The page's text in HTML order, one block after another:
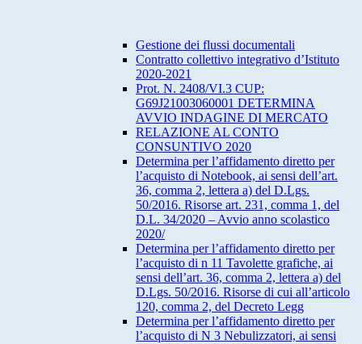
Gestione dei flussi documentali
Contratto collettivo integrativo d’Istituto
2020-2021
Prot. N. 2408/VI.3 CUP:
G69J21003060001 DETERMINA
AVVIO INDAGINE DI MERCATO
RELAZIONE AL CONTO
CONSUNTIVO 2020
Determina per l’affidamento diretto per
l’acquisto di Notebook, ai sensi dell’art.
36, comma 2, lettera a) del D.Lgs.
50/2016. Risorse art. 231, comma 1, del
D.L. 34/2020 – Avvio anno scolastico
2020/
Determina per l’affidamento diretto per
l’acquisto di n 11 Tavolette grafiche, ai
sensi dell’art. 36, comma 2, lettera a) del
D.Lgs. 50/2016. Risorse di cui all’articolo
120, comma 2, del Decreto Legg
Determina per l’affidamento diretto per
l’acquisto di N 3 Nebulizzatori, ai sensi